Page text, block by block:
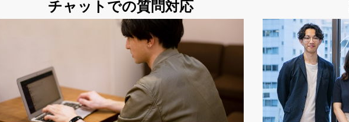
チャットでの質問対応